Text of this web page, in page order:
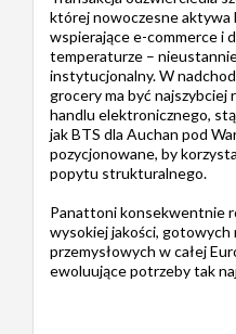
której nowoczesne aktywa
wspierające e-commerce i
temperaturze –
instytucjonalny. W
grocery ma być najszybciej
handlu elektronicznego,
jak BTS dla Auchan pod
pozycjonowane, by
popytu strukturalnego.
Panattoni konsekwentnie
wysokiej jakości, gotowych
przemysłowych w całej
ewoluujące potrzeby tak